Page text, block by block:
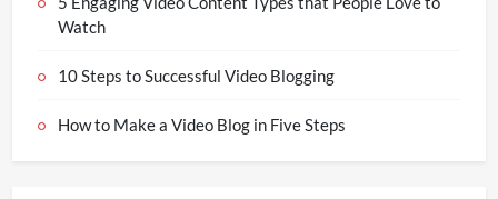
Watch
10 Steps to Successful Video Blogging
How to Make a Video Blog in Five Steps